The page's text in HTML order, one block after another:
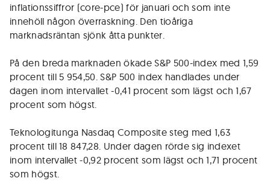
inflationssiffror (core-pce) för januari och som inte
innehöll någon överraskning. Den tioåriga
marknadsräntan sjönk åtta punkter.
På den breda marknaden ökade S&P 500-index med 1,59
procent till 5 954,50. S&P 500 index handlades under
dagen inom intervallet -0,41 procent som lägst och 1,67
procent som högst.
Teknologitunga Nasdaq Composite steg med 1,63
procent till 18 847,28. Under dagen rörde sig indexet
inom intervallet -0,92 procent som lägst och 1,71 procent
som högst.